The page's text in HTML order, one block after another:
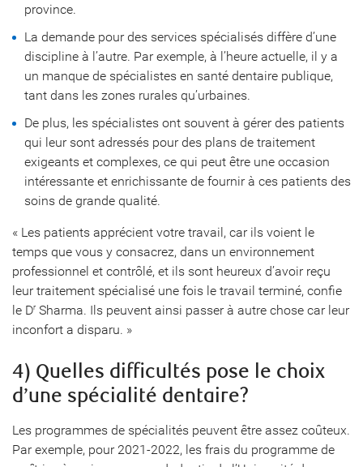
province.
La demande pour des services spécialisés diffère d’une
discipline à l’autre. Par exemple, à l’heure actuelle, il y a
un manque de spécialistes en santé dentaire publique,
tant dans les zones rurales qu’urbaines.
De plus, les spécialistes ont souvent à gérer des patients
qui leur sont adressés pour des plans de traitement
exigeants et complexes, ce qui peut être une occasion
intéressante et enrichissante de fournir à ces patients des
soins de grande qualité.
« Les patients apprécient votre travail, car ils voient le
temps que vous y consacrez, dans un environnement
professionnel et contrôlé, et ils sont heureux d’avoir reçu
leur traitement spécialisé une fois le travail terminé, confie
le Dr Sharma. Ils peuvent ainsi passer à autre chose car leur
inconfort a disparu. »
4) Quelles difficultés pose le choix
d’une spécialité dentaire?
Les programmes de spécialités peuvent être assez coûteux.
Par exemple, pour 2021-2022, les frais du programme de